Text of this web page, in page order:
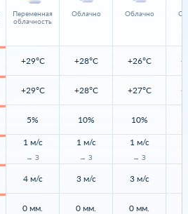
Переменная
облачность
+29°C
+29°C
5%
1 м/с
→ З
4 м/с
0 мм.
Облачно
+28°C
+28°C
10%
1 м/с
→ З
3 м/с
0 мм.
Облачно
+26°C
+27°C
10%
1 м/с
→ З
3 м/с
0 мм.